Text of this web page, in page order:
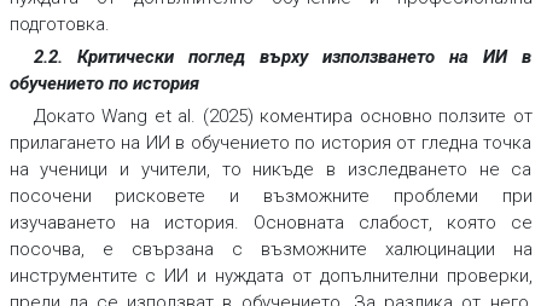
подготовка.
2.2. Критически поглед върху използването на ИИ в
обучението по история
Докато Wang et al. (2025) коментира основно ползите от
прилагането на ИИ в обучението по история от гледна точка
на ученици и учители, то никъде в изследването не са
посочени рисковете и възможните проблеми при
изучаването на история. Основната слабост, която се
посочва, е свързана с възможните халюцинации на
инструментите с ИИ и нуждата от допълнителни проверки,